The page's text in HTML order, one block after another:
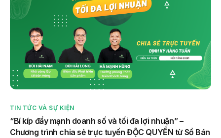
TIN TỨC VÀ SỰ KIỆN
“Bí kíp đẩy mạnh doanh số và tối đa lợi nhuận” –
Chương trình chia sẻ trực tuyến ĐỘC QUYỀN từ Sổ Bán